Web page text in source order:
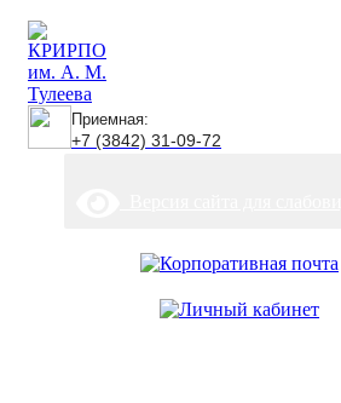
Приемная:
+7 (3842) 31-09-72